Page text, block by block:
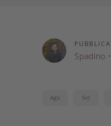
Spadino ·
Ago Set